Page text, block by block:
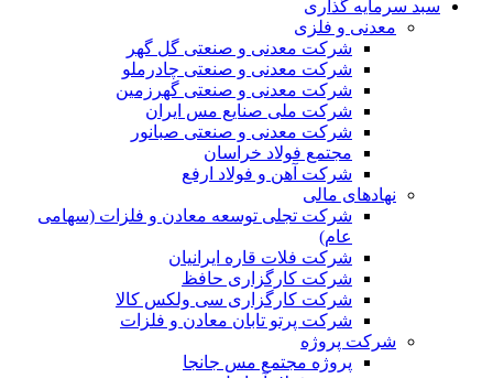
سبد سرمایه گذاری
معدنی و فلزی
شرکت معدنی و صنعتی گل گهر
شرکت معدنی و صنعتی چادرملو
شرکت معدنی و صنعتی گهرزمین
شرکت ملی صنایع مس ایران
شرکت معدنی و صنعتی صبانور
مجتمع فولاد خراسان
شرکت آهن و فولاد ارفع
نهادهای مالی
شرکت تجلی توسعه معادن و فلزات (سهامی
عام)
شرکت فلات قاره ایرانیان
شرکت کارگزاری حافظ
شرکت کارگزاری سی ولکس کالا
شرکت پرتو تابان معادن و فلزات
شرکت پروژه
پروژه مجتمع مس جانجا